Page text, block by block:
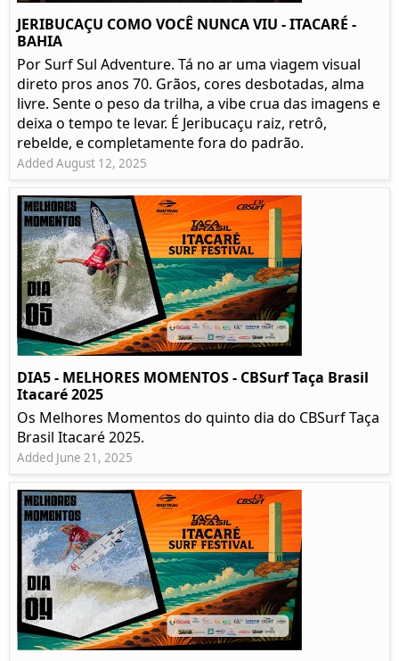
JERIBUCAÇU COMO VOCÊ NUNCA VIU - ITACARÉ -
BAHIA
Por Surf Sul Adventure. Tá no ar uma viagem visual
direto pros anos 70. Grãos, cores desbotadas, alma
livre. Sente o peso da trilha, a vibe crua das imagens e
deixa o tempo te levar. É Jeribucaçu raiz, retrô,
rebelde, e completamente fora do padrão.
Added August 12, 2025
DIA5 - MELHORES MOMENTOS - CBSurf Taça Brasil
Itacaré 2025
Os Melhores Momentos do quinto dia do CBSurf Taça
Brasil Itacaré 2025.
Added June 21, 2025